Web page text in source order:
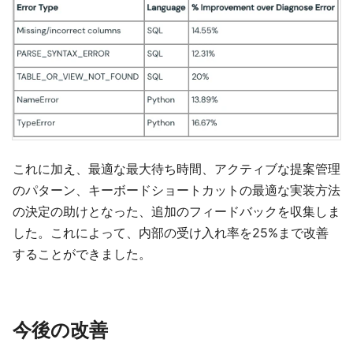
これに加え、最適な最大待ち時間、アクティブな提案管理
のパターン、キーボードショートカットの最適な実装方法
の決定の助けとなった、追加のフィードバックを収集しま
した。これによって、内部の受け入れ率を25%まで改善
することができました。
今後の改善